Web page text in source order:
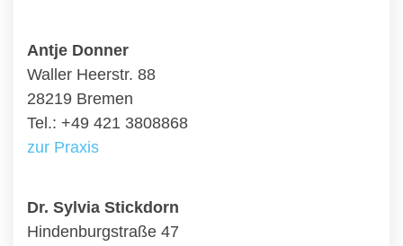
Antje Donner
Waller Heerstr. 88
28219 Bremen
Tel.: +49 421 3808868
zur Praxis
Dr. Sylvia Stickdorn
Hindenburgstraße 47